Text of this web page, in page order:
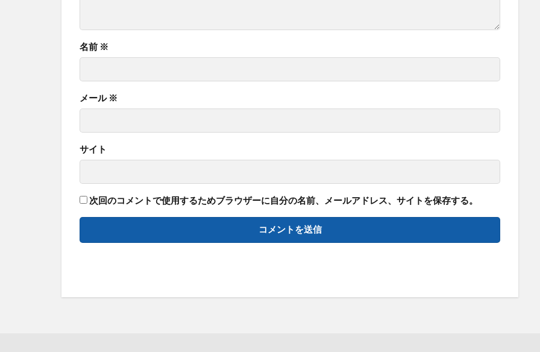
名前 ※
メール ※
サイト
次回のコメントで使用するためブラウザーに自分の名前、メールアドレス、サイトを保存する。